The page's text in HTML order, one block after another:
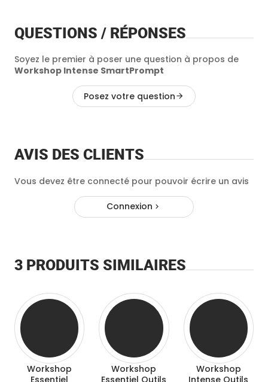
QUESTIONS / RÉPONSES
Soyez le premier à poser une question à propos de
Workshop Intense SmartPrompt
Posez votre question
AVIS DES CLIENTS
Vous devez être connecté pour pouvoir écrire un avis
Connexion
3 PRODUITS SIMILAIRES
Workshop
Essentiel
Workshop
Essentiel Outils
Workshop
Intense Outils